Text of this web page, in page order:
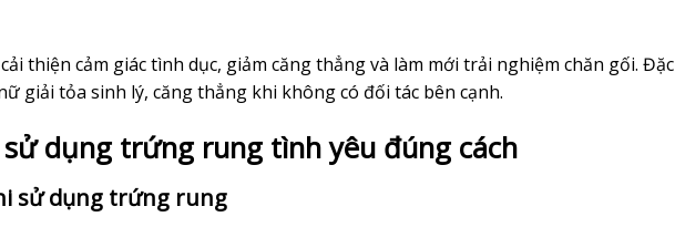
thiện cảm giác tình dục, giảm căng thẳng và làm mới trải nghiệm chăn gối. Đặc
giải tỏa sinh lý, căng thẳng khi không có đối tác bên cạnh.
sử dụng trứng rung tình yêu đúng cách
sử dụng trứng rung